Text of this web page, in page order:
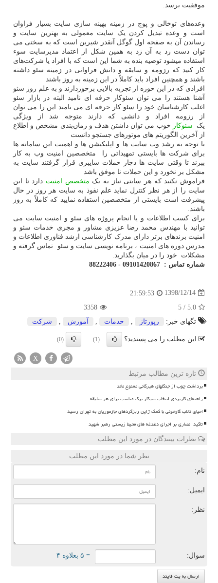
موفقیت برسد.
وعده‌های توخالی و پوچ در زمینه بهینه سازی سایت بسیار فراوان
است و وعده تبدیل کردن یک سایت معمولی به بهترین سایت و
رساندن آن به صفحه اول گوگل آنقدر شیرین است که به سختی می
توان دست رد به آن زد به همین شکل از اعتماد مدیرسایت سوء
استفاده میشود توصیه بنده به شما این است که با افراد یا شرکت‌های
کار کنید که رزومه و سابقه و دانش فراوانی در زمینه سئو داشته
باشند و همچنین افراد باید کاملاً در این زمینه به روز باشند
افرادی که در این حوزه از تجربه بالایی برخوردارند و به علم روز سئو
آشنا هستند را می توان سئوکار حرفه ای نامید البته در بازار سئو
اغلب کارشناسان خود را سئو کار حرفه ای می نامند این را می توان
از رزومه افراد و دانشی که دارند متوجه شد از ویژگی
یک سئوکار خوب می توان داشتن هدف و زمان‌بندی مشخص و اطلاع
از آخرین الگوریتم های موتورهای جستجو دانست
با توجه به رشد وب سایت ها و اپلیکیشن ها و اهمیت این سامانه ها
برای شرکت ها بایستی تمهیداتی را متخصصین امنیت وب به کار
ببرند تا وقتی سایت ها دچار حملات سایبری قرار گرفتند سایت به
مشکل بر نخورد و این حملات نا موفق باشد
فراموش نکنید که هر سایتی نیاز به یک متخصص امنیت دارد تا این
سایت را از هر نظر کنترل نماید علم نفوذ به سایت هر روز در حال
پیشرفت است بایستی از متخصصین استفاده نمایید که کاملاً به روز
باشند.
برای کسب اطلاعات و یا انجام پروژه های سئو و امنیت سایت می
توانید با مهندس محمد رضا عزیزی مشاور و مجری خدمات سئو و
امنیت برندهای برتر دارای مدرک کارشناسی ارشد فناوری اطلاعات و
مدرس دوره های امنیت ، برنامه نویسی سایت و سئو تماس گرفته و
مشکلات خود را در میان بگذارید.
شماره تماس : 09101420867 - 88222406
1398/12/14
21:59:53
5.0
/
5
3358
تگهای خبر:
رپورتاژ خدمات آموزش شركت
این مطلب را می پسندید؟ (1)
(0)
X
تازه ترین مطالب مرتبط
برداشت چوب از جنگلهای هیرکانی ممنوع ماند
راهنمای کاربردی انتخاب سیگار برگ مناسب برای هر سلیقه
احیای تالاب گاوخونی با کمک ژاپن ریزگردهای جازموریان به تهران رسید
تاکید انصاری بر اجرای دغدغه های محیط زیستی رهبر شهید
نظرات بینندگان در مورد این مطلب
نظر شما در مورد این مطلب
نام:
ایمیل:
نظر:
سوال: = ۵ بعلاوه ۴